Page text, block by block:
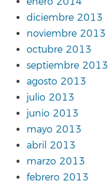
diciembre 2013
noviembre 2013
octubre 2013
septiembre 2013
agosto 2013
julio 2013
junio 2013
mayo 2013
abril 2013
marzo 2013
febrero 2013